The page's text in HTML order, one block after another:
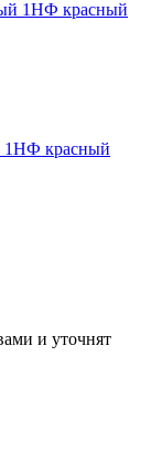
1НФ красный
и уточнят